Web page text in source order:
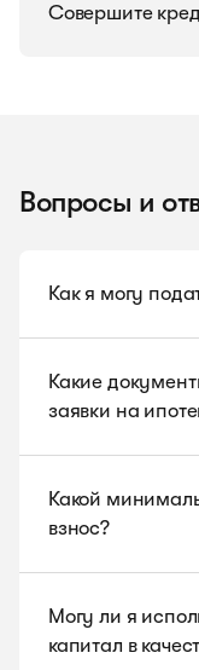
Совершите
Вопросы и
Как я могу
Какие
заявки на
Какой
взнос?
Могу ли я
капитал в